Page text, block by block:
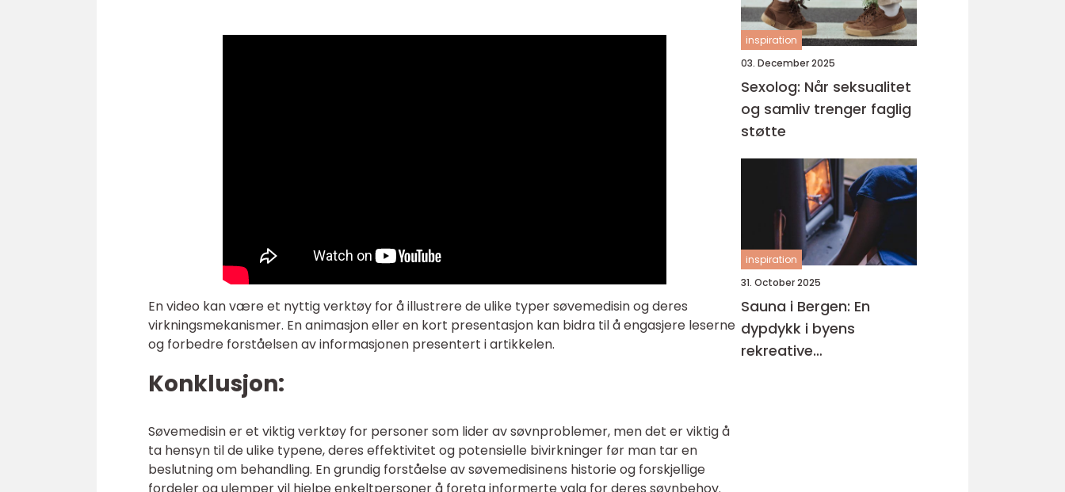
En video kan være et nyttig verktøy for å illustrere de ulike typer søvemedisin og deres
virkningsmekanismer. En animasjon eller en kort presentasjon kan bidra til å engasjere leserne
og forbedre forståelsen av informasjonen presentert i artikkelen.
Konklusjon:
Søvemedisin er et viktig verktøy for personer som lider av søvnproblemer, men det er viktig å
ta hensyn til de ulike typene, deres effektivitet og potensielle bivirkninger før man tar en
beslutning om behandling. En grundig forståelse av søvemedisinens historie og forskjellige
inspiration
03. December 2025
Sexolog: Når seksualitet
og samliv trenger faglig
støtte
inspiration
31. October 2025
Sauna i Bergen: En
dypdykk i byens
rekreative